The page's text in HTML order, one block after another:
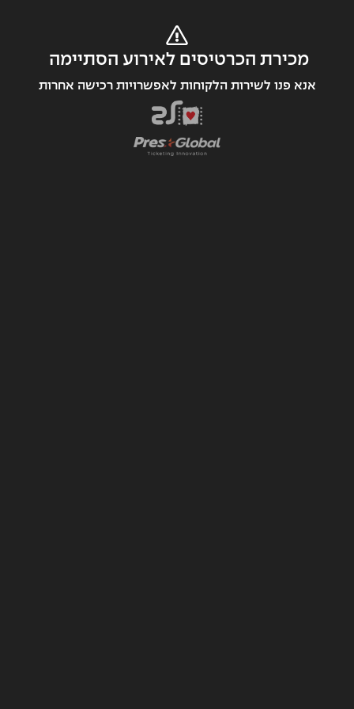
מכירת הכרטיסים לאירוע הסתיימה
אנא פנו לשירות הלקוחות לאפשרויות רכישה אחרות